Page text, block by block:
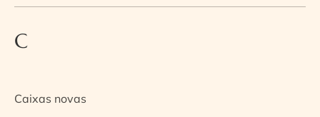
C
Caixas novas